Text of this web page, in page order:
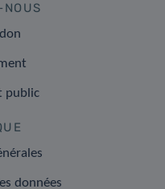
public
données